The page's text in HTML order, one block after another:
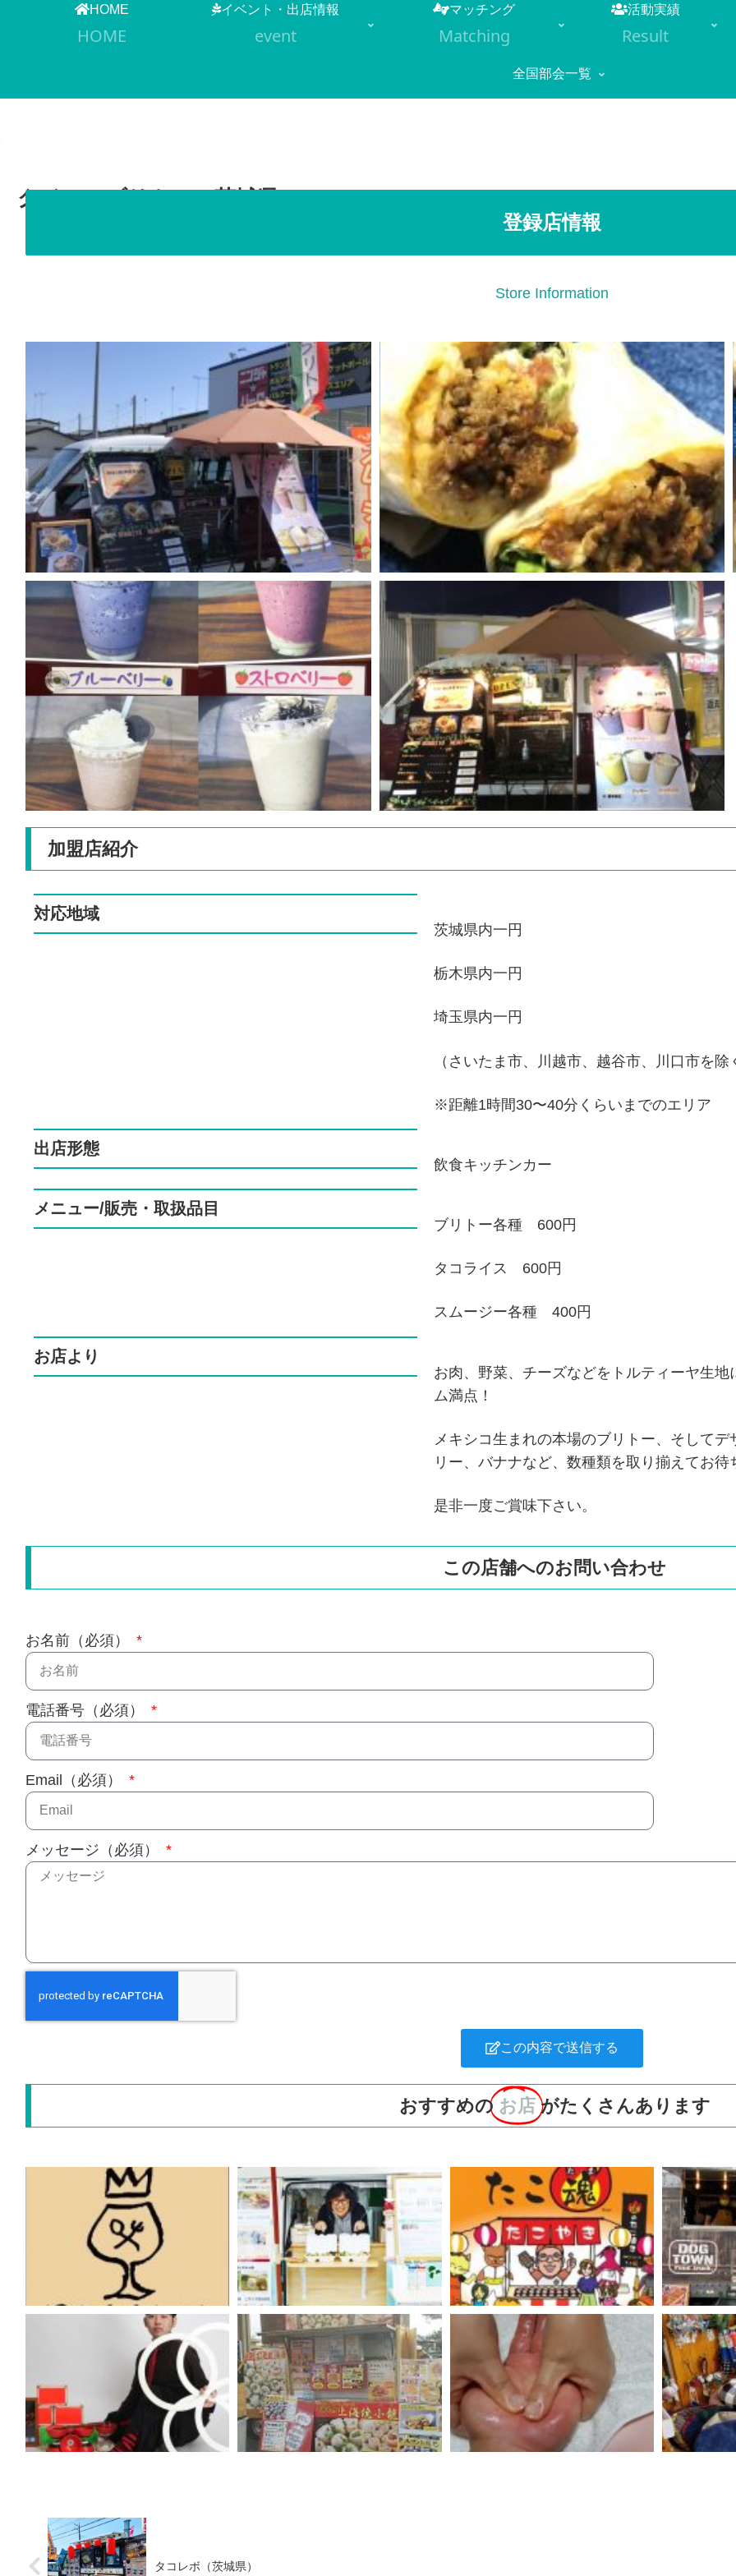
HOME
HOME
イベント・出店情報
event
マッチング
Matching
活動実績
Result
全国部会一覧
クイーンブリトー（茨城県）
登録店情報
Store Information
加盟店紹介
対応地域
茨城県内一円
栃木県内一円
埼玉県内一円
（さいたま市、川越市、越谷市、川口市を除
※距離1時間30〜40分くらいまでのエリア
出店形態
飲食キッチンカー
メニュー/販売・取扱品目
ブリトー各種 600円
タコライス 600円
スムージー各種 400円
お店より
お肉、野菜、チーズなどをトルティーヤ生
ム満点！
メキシコ生まれの本場のブリトー、そして
リー、バナナなど、数種類を取り揃えてお待
是非一度ご賞味下さい。
この店舗へのお問い合わせ
お名前（必須）
電話番号（必須）
Email（必須）
メッセージ（必須）
この内容で送信する
おすすめの お店 がたくさんあります
タコレボ（茨城県）